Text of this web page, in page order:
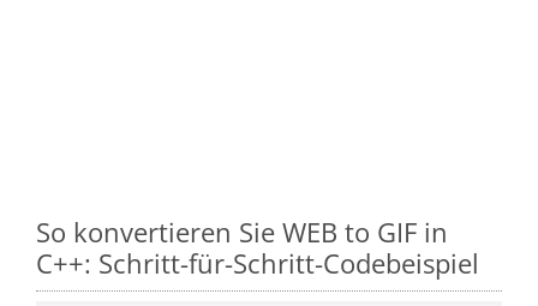
So konvertieren Sie WEB to GIF in
C++: Schritt-für-Schritt-Codebeispiel